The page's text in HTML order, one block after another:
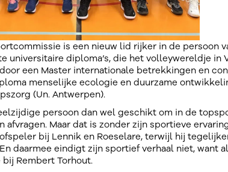
is een nieuw lid rijker in de persoon
universitaire diploma’s, die het volleywereldje
een Master internationale betrekkingen en
menselijke ecologie en duurzame
(Un. Antwerpen).
persoon dan wel geschikt om in de
afvragen. Maar dat is zonder zijn sportieve
bij Lennik en Roeselare, terwijl hij
daarmee eindigt zijn sportief verhaal niet,
bij Rembert Torhout.